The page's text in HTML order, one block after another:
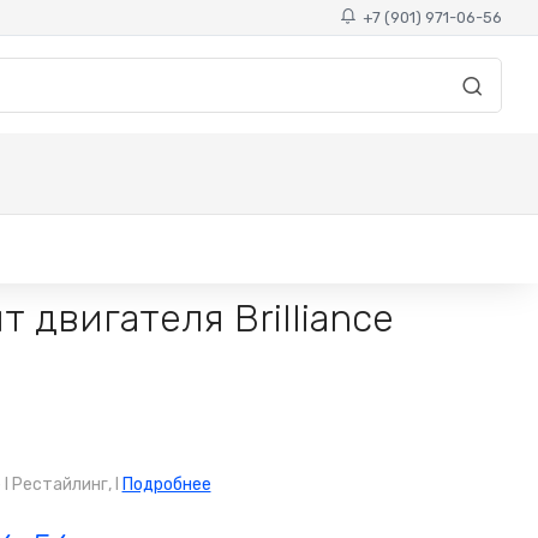
+7 (901) 971-06-56
двигателя Brilliance
I Подробнее